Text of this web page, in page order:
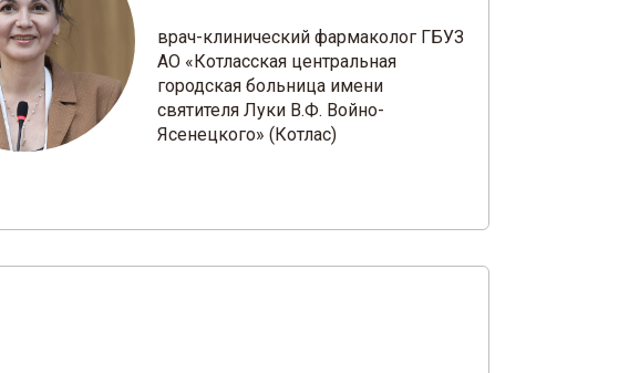
врач-клинический фармаколог ГБУЗ
АО «Котласская центральная
городская больница имени
святителя Луки В.Ф. Войно-
Ясенецкого» (Котлас)